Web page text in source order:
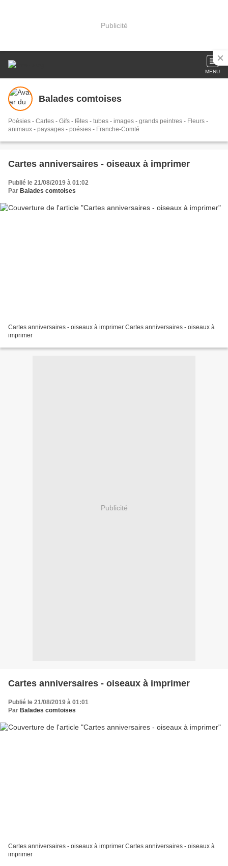
Publicité
MENU
Balades comtoises
Poésies - Cartes - Gifs - fêtes - tubes - images - grands peintres - Fleurs -
animaux - paysages - poésies - Franche-Comté
Cartes anniversaires - oiseaux à imprimer
Publié le 21/08/2019 à 01:02
Par Balades comtoises
Cartes anniversaires - oiseaux à imprimer Cartes anniversaires - oiseaux à
imprimer
Publicité
Cartes anniversaires - oiseaux à imprimer
Publié le 21/08/2019 à 01:01
Par Balades comtoises
Cartes anniversaires - oiseaux à imprimer Cartes anniversaires - oiseaux à
imprimer